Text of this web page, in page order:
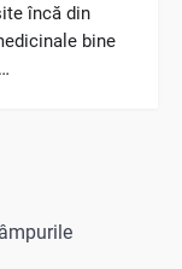
încă din
bine